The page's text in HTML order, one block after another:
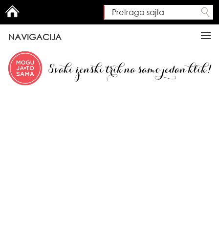
Search form
Pretraga sajta
NAVIGACIJA